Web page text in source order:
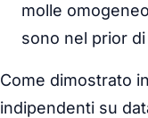
molle
sono nel prior di
Come dimostrato
indipendenti su